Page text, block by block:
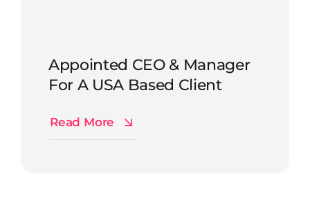
Appointed CEO & Manager
For A USA Based Client
Read More